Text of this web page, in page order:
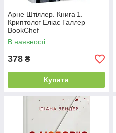
Арне Штіллер. Книга 1.
Криптолог Еліас Галлер
BookChef
В наявності
378 ₴
Купити